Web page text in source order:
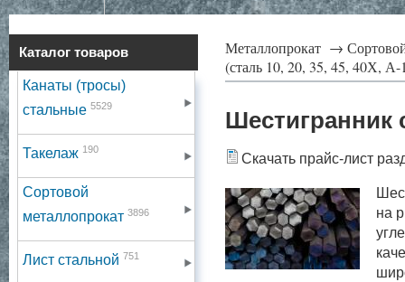
Каталог товаров
Канаты (тросы)
стальные 5529
Такелаж 190
Сортовой
металлопрокат 3896
Лист стальной 751
Металлопрокат →
(сталь 10, 20, 35, 45, 40Х,
Шестигранник
Скачать прайс-лист
на